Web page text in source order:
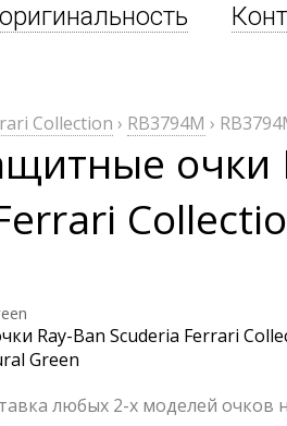
Collection › RB3794M ›
очки
любых 2-х моделей очков